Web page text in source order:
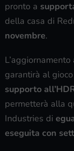
pronto a
della casa di
novembre.
L’aggiornamento
garantirà al
supporto
permetterà alla
Industries di
eseguita con